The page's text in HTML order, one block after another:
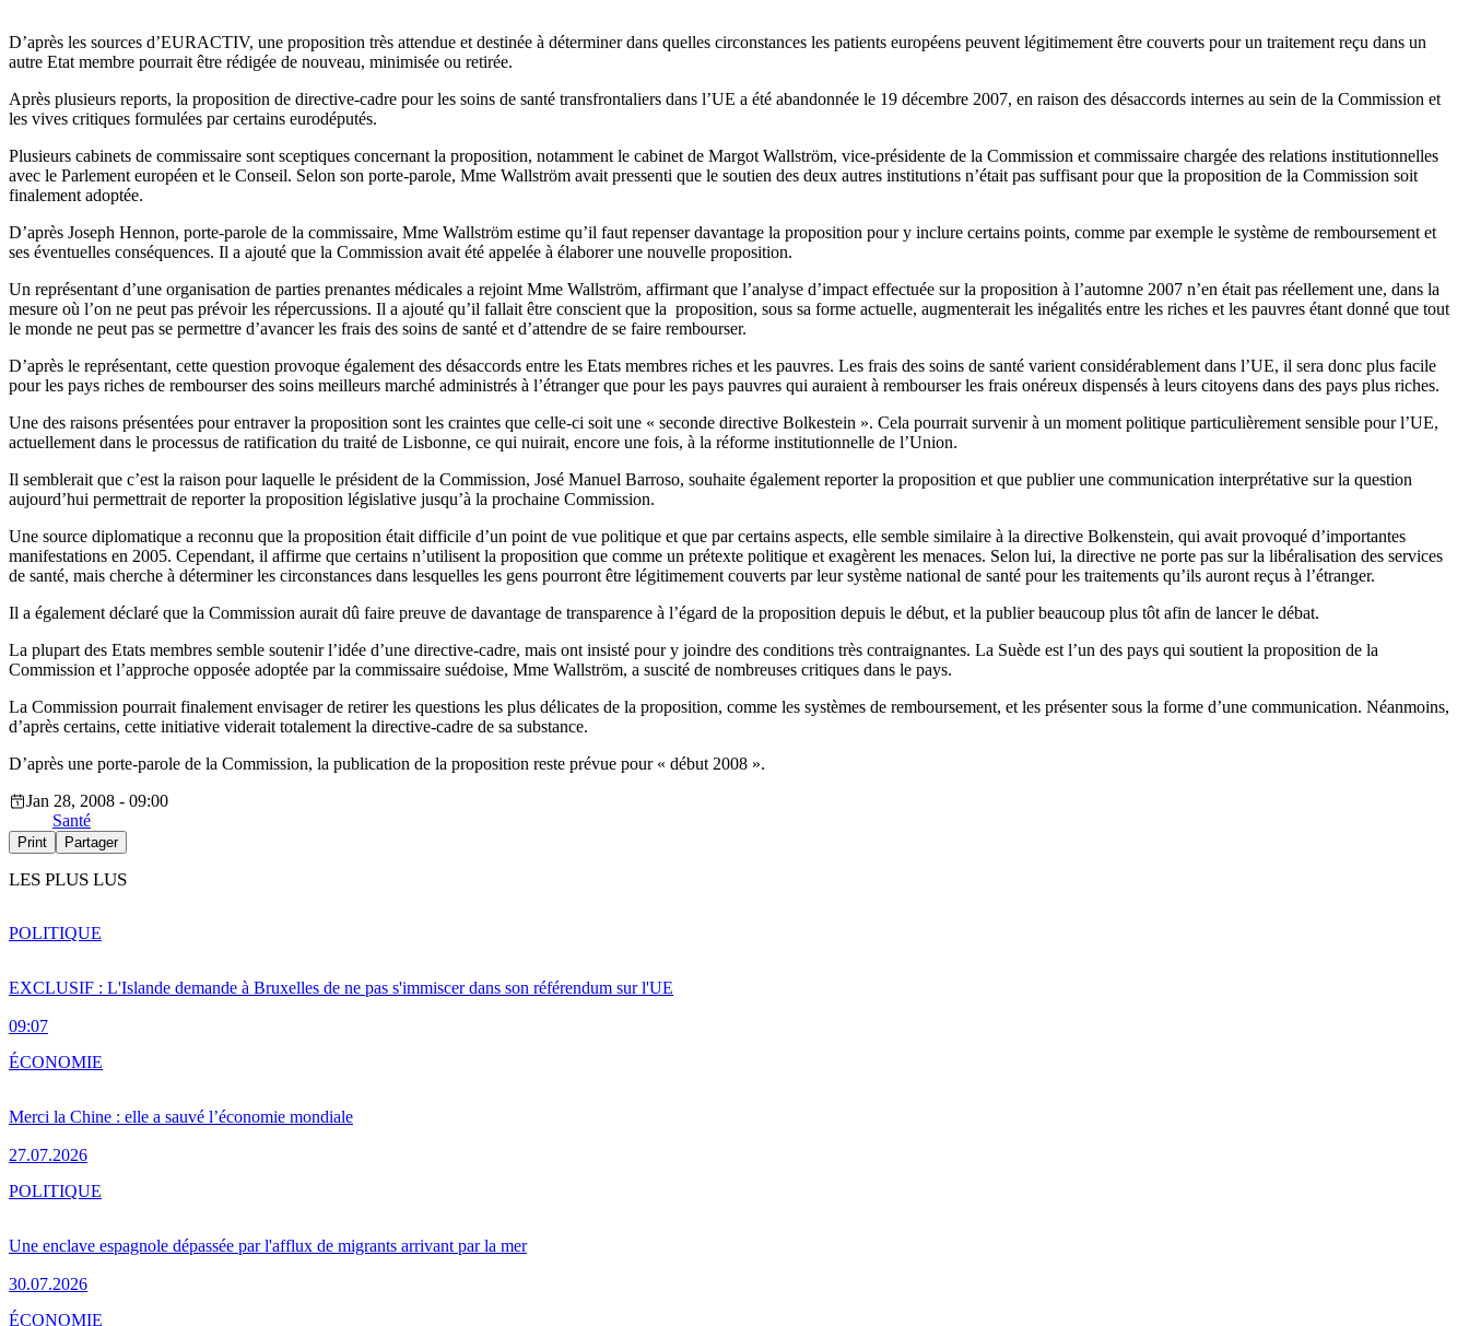
D’après les sources d’EURACTIV, une proposition très attendue et destinée à déterminer dans quelles circonstances les patients européens peuvent légitimement être couverts pour un traitement reçu dans un
autre Etat membre pourrait être rédigée de nouveau, minimisée ou retirée.
Après plusieurs reports, la proposition de directive-cadre pour les soins de santé transfrontaliers dans l’UE a été abandonnée le 19 décembre 2007, en raison des désaccords internes au sein de la Commission et
les vives critiques formulées par certains eurodéputés.
Plusieurs cabinets de commissaire sont sceptiques concernant la proposition, notamment le cabinet de Margot Wallström, vice-présidente de la Commission et commissaire chargée des relations institutionnelles
avec le Parlement européen et le Conseil. Selon son porte-parole, Mme Wallström avait pressenti que le soutien des deux autres institutions n’était pas suffisant pour que la proposition de la Commission soit
finalement adoptée.
D’après Joseph Hennon, porte-parole de la commissaire, Mme Wallström estime qu’il faut repenser davantage la proposition pour y inclure certains points, comme par exemple le système de remboursement et
ses éventuelles conséquences. Il a ajouté que la Commission avait été appelée à élaborer une nouvelle proposition.
Un représentant d’une organisation de parties prenantes médicales a rejoint Mme Wallström, affirmant que l’analyse d’impact effectuée sur la proposition à l’automne 2007 n’en était pas réellement une, dans la
mesure où l’on ne peut pas prévoir les répercussions. Il a ajouté qu’il fallait être conscient que la proposition, sous sa forme actuelle, augmenterait les inégalités entre les riches et les pauvres étant donné que tout
le monde ne peut pas se permettre d’avancer les frais des soins de santé et d’attendre de se faire rembourser.
D’après le représentant, cette question provoque également des désaccords entre les Etats membres riches et les pauvres. Les frais des soins de santé varient considérablement dans l’UE, il sera donc plus facile
pour les pays riches de rembourser des soins meilleurs marché administrés à l’étranger que pour les pays pauvres qui auraient à rembourser les frais onéreux dispensés à leurs citoyens dans des pays plus riches.
Une des raisons présentées pour entraver la proposition sont les craintes que celle-ci soit une « seconde directive Bolkestein ». Cela pourrait survenir à un moment politique particulièrement sensible pour l’UE,
actuellement dans le processus de ratification du traité de Lisbonne, ce qui nuirait, encore une fois, à la réforme institutionnelle de l’Union.
Il semblerait que c’est la raison pour laquelle le président de la Commission, José Manuel Barroso, souhaite également reporter la proposition et que publier une communication interprétative sur la question
aujourd’hui permettrait de reporter la proposition législative jusqu’à la prochaine Commission.
Une source diplomatique a reconnu que la proposition était difficile d’un point de vue politique et que par certains aspects, elle semble similaire à la directive Bolkenstein, qui avait provoqué d’importantes
manifestations en 2005. Cependant, il affirme que certains n’utilisent la proposition que comme un prétexte politique et exagèrent les menaces. Selon lui, la directive ne porte pas sur la libéralisation des services
de santé, mais cherche à déterminer les circonstances dans lesquelles les gens pourront être légitimement couverts par leur système national de santé pour les traitements qu’ils auront reçus à l’étranger.
Il a également déclaré que la Commission aurait dû faire preuve de davantage de transparence à l’égard de la proposition depuis le début, et la publier beaucoup plus tôt afin de lancer le débat.
La plupart des Etats membres semble soutenir l’idée d’une directive-cadre, mais ont insisté pour y joindre des conditions très contraignantes. La Suède est l’un des pays qui soutient la proposition de la
Commission et l’approche opposée adoptée par la commissaire suédoise, Mme Wallström, a suscité de nombreuses critiques dans le pays.
La Commission pourrait finalement envisager de retirer les questions les plus délicates de la proposition, comme les systèmes de remboursement, et les présenter sous la forme d’une communication. Néanmoins,
d’après certains, cette initiative viderait totalement la directive-cadre de sa substance.
D’après une porte-parole de la Commission, la publication de la proposition reste prévue pour « début 2008 ».
Jan 28, 2008 - 09:00
Santé
Print Partager
LES PLUS LUS
EXCLUSIF : L'Islande demande à Bruxelles de ne pas s'immiscer dans son référendum sur l'UE
09:07
POLITIQUE
Merci la Chine : elle a sauvé l’économie mondiale
27.07.2026
ÉCONOMIE
Une enclave espagnole dépassée par l'afflux de migrants arrivant par la mer
30.07.2026
POLITIQUE
ÉCONOMIE